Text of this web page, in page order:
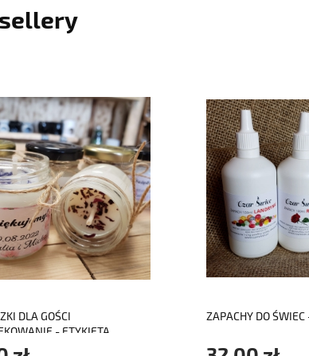
DLA GOŚCI
- ETYKIETA
do koszyka
ZAPACHY DO
do